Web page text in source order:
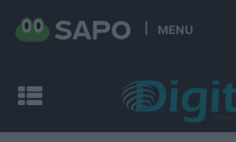
MENU